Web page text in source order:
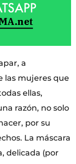
a
las mujeres que
ellas,
razón, no solo
por su
La máscara
delicada (por